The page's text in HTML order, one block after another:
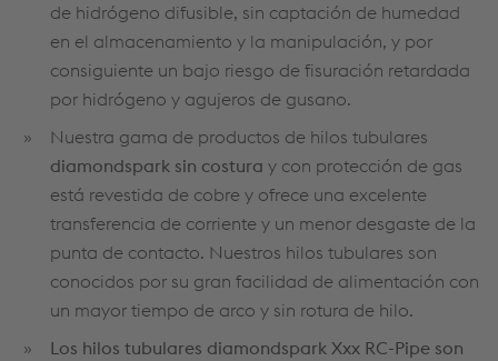
de hidrógeno difusible, sin captación de humedad
en el almacenamiento y la manipulación, y por
consiguiente un bajo riesgo de fisuración retardada
por hidrógeno y agujeros de gusano.
Nuestra gama de productos de hilos tubulares
diamondspark sin costura y con protección de gas
está revestida de cobre y ofrece una excelente
transferencia de corriente y un menor desgaste de la
punta de contacto. Nuestros hilos tubulares son
conocidos por su gran facilidad de alimentación con
un mayor tiempo de arco y sin rotura de hilo.
Los hilos tubulares diamondspark Xxx RC-Pipe son